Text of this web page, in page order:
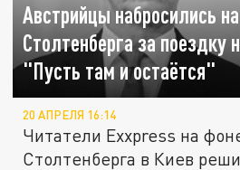
Австрийцы набросились
Столтенберга за поездку
"Пусть там и остаётся"
20 АПРЕЛЯ 16:14
Читатели Exxpress на
Столтенберга в Киев